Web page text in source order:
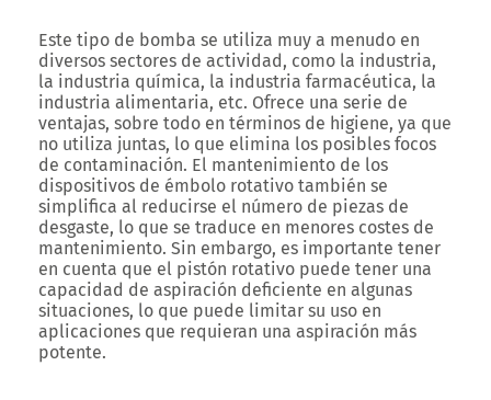
Este tipo de bomba se utiliza muy a menudo en
diversos sectores de actividad, como la industria,
la industria química, la industria farmacéutica, la
industria alimentaria, etc. Ofrece una serie de
ventajas, sobre todo en términos de higiene, ya que
no utiliza juntas, lo que elimina los posibles focos
de contaminación. El mantenimiento de los
dispositivos de émbolo rotativo también se
simplifica al reducirse el número de piezas de
desgaste, lo que se traduce en menores costes de
mantenimiento. Sin embargo, es importante tener
en cuenta que el pistón rotativo puede tener una
capacidad de aspiración deficiente en algunas
situaciones, lo que puede limitar su uso en
aplicaciones que requieran una aspiración más
potente.